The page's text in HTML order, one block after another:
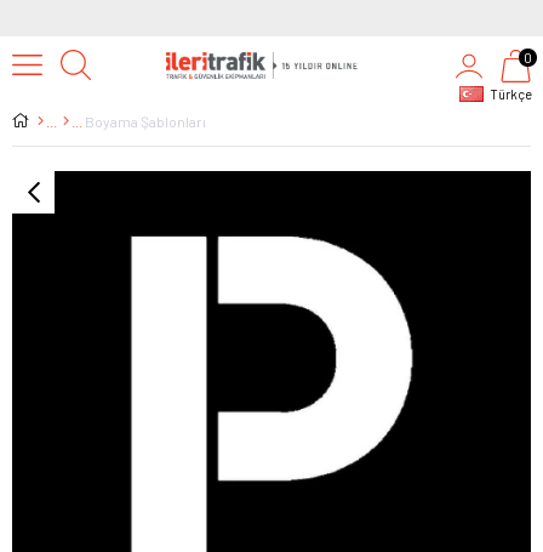
Türkçe
0
Boyama Şablonları